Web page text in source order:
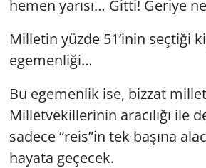
hemen yarısı… Gitti! Geriye
Milletin yüzde 51’inin seçtiği
egemenliği…
Bu egemenlik ise, bizzat
Milletvekillerinin aracılığı ile
sadece “reis”in tek başına
hayata geçecek.